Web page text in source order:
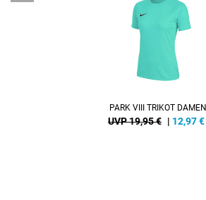
PARK VIII TRIKOT DAMEN
UVP 19,95 € | 12,97€